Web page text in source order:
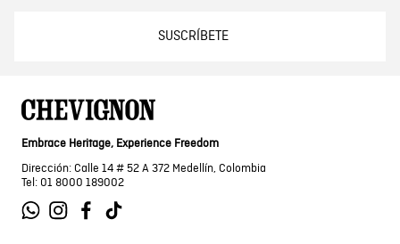
SUSCRÍBETE
Embrace Heritage, Experience Freedom
Dirección: Calle 14 # 52 A 372 Medellín, Colombia
Tel: 01 8000 189002